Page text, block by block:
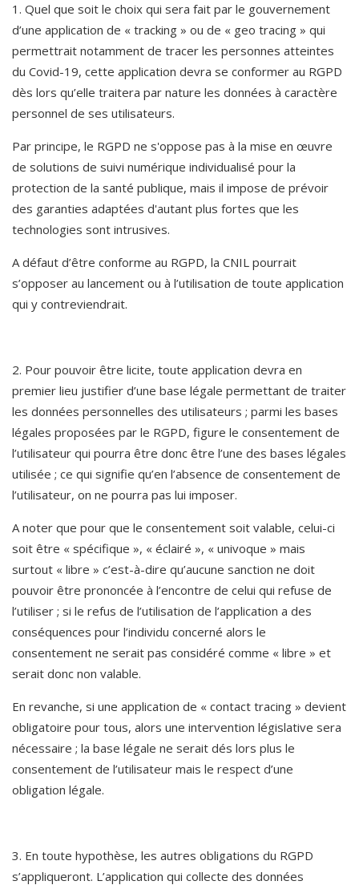
1. Quel que soit le choix qui sera fait par le gouvernement
d’une application de « tracking » ou de « geo tracing » qui
permettrait notamment de tracer les personnes atteintes
du Covid-19, cette application devra se conformer au RGPD
dès lors qu’elle traitera par nature les données à caractère
personnel de ses utilisateurs.
Par principe, le RGPD ne s'oppose pas à la mise en œuvre
de solutions de suivi numérique individualisé pour la
protection de la santé publique, mais il impose de prévoir
des garanties adaptées d'autant plus fortes que les
technologies sont intrusives.
A défaut d’être conforme au RGPD, la CNIL pourrait
s’opposer au lancement ou à l’utilisation de toute application
qui y contreviendrait.
2. Pour pouvoir être licite, toute application devra en
premier lieu justifier d’une base légale permettant de traiter
les données personnelles des utilisateurs ; parmi les bases
légales proposées par le RGPD, figure le consentement de
l’utilisateur qui pourra être donc être l’une des bases légales
utilisée ; ce qui signifie qu’en l’absence de consentement de
l’utilisateur, on ne pourra pas lui imposer.
A noter que pour que le consentement soit valable, celui-ci
soit être « spécifique », « éclairé », « univoque » mais
surtout « libre » c’est-à-dire qu’aucune sanction ne doit
pouvoir être prononcée à l’encontre de celui qui refuse de
l’utiliser ; si le refus de l’utilisation de l’application a des
conséquences pour l’individu concerné alors le
consentement ne serait pas considéré comme « libre » et
serait donc non valable.
En revanche, si une application de « contact tracing » devient
obligatoire pour tous, alors une intervention législative sera
nécessaire ; la base légale ne serait dés lors plus le
consentement de l’utilisateur mais le respect d’une
obligation légale.
3. En toute hypothèse, les autres obligations du RGPD
s’appliqueront. L’application qui collecte des données